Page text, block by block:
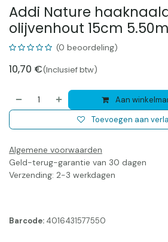
Addi Nature
olijvenhout 15cm
(0 beoordeling)
10,70 €(Inclusief btw)
Aan
Toevoegen aan
Algemene voorwaarden
Geld-terug-garantie van 30 dagen
Verzending: 2-3 werkdagen
Barcode: 4016431577550